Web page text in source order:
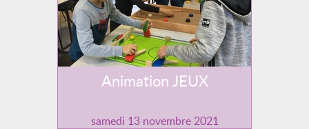
Animation JEUX
samedi 13 novembre 2021